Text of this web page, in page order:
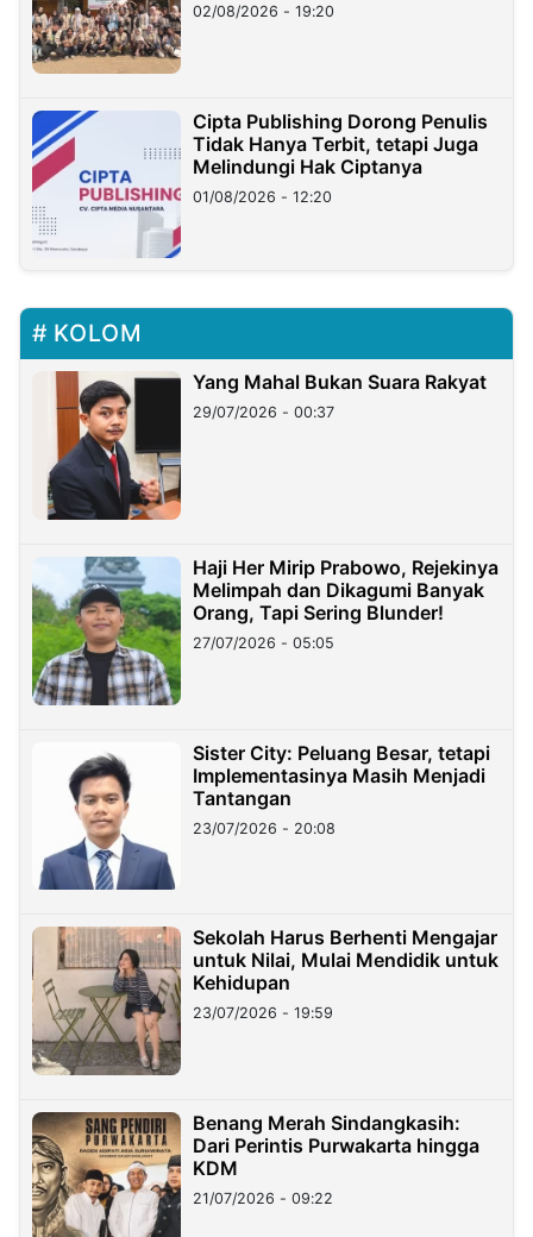
02/08/2026 - 19:20
Cipta Publishing Dorong Penulis
Tidak Hanya Terbit, tetapi Juga
Melindungi Hak Ciptanya
01/08/2026 - 12:20
KOLOM
Yang Mahal Bukan Suara Rakyat
29/07/2026 - 00:37
Haji Her Mirip Prabowo, Rejekinya
Melimpah dan Dikagumi Banyak
Orang, Tapi Sering Blunder!
27/07/2026 - 05:05
Sister City: Peluang Besar, tetapi
Implementasinya Masih Menjadi
Tantangan
23/07/2026 - 20:08
Sekolah Harus Berhenti Mengajar
untuk Nilai, Mulai Mendidik untuk
Kehidupan
23/07/2026 - 19:59
Benang Merah Sindangkasih:
Dari Perintis Purwakarta hingga
KDM
21/07/2026 - 09:22